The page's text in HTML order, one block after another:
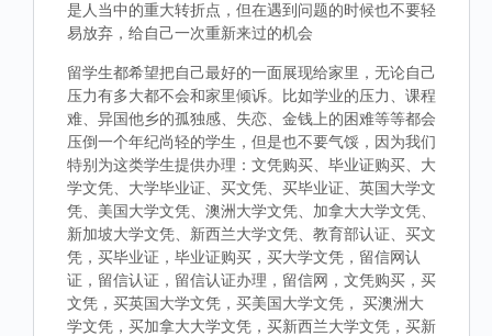
是人当中的重大转折点，但在遇到问题的时候也不要轻
易放弃，给自己一次重新来过的机会
留学生都希望把自己最好的一面展现给家里，无论自己
压力有多大都不会和家里倾诉。比如学业的压力、课程
难、异国他乡的孤独感、失恋、金钱上的困难等等都会
压倒一个年纪尚轻的学生，但是也不要气馁，因为我们
特别为这类学生提供办理：文凭购买、毕业证购买、大
学文凭、大学毕业证、买文凭、买毕业证、英国大学文
凭、美国大学文凭、澳洲大学文凭、加拿大大学文凭、
新加坡大学文凭、新西兰大学文凭、教育部认证、买文
凭，买毕业证，毕业证购买，买大学文凭，留信网认
证，留信认证，留信认证办理，留信网，文凭购买，买
文凭，买英国大学文凭，买美国大学文凭， 买澳洲大
学文凭，买加拿大大学文凭，买新西兰大学文凭，买新